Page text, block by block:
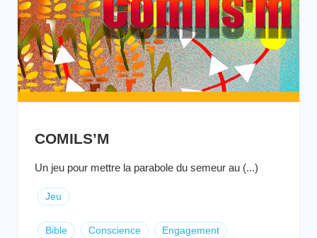
COMILS’M
Un jeu pour mettre la parabole du semeur au (...)
Jeu
Bible Conscience Engagement